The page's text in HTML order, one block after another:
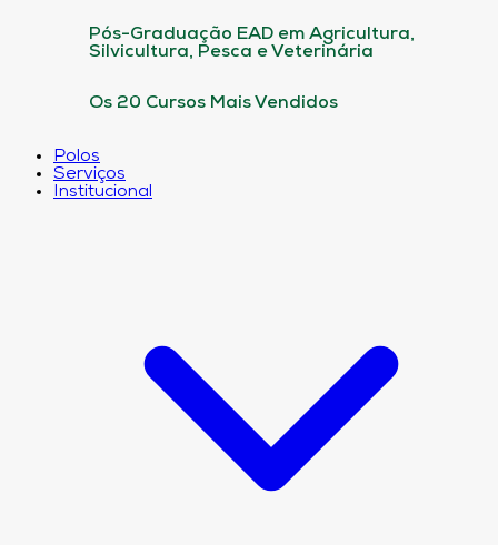
Pós-Graduação EAD em Agricultura,
Silvicultura, Pesca e Veterinária
Os 20 Cursos Mais Vendidos
Polos
Serviços
Institucional